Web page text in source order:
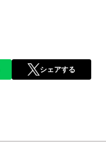
シェアする